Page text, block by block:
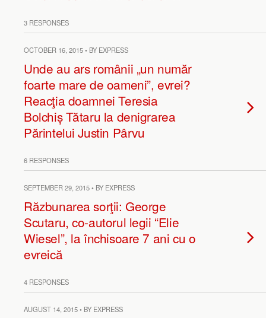
3 RESPONSES
OCTOBER 16, 2015 • BY EXPRESS
Unde au ars românii „un număr
foarte mare de oameni”, evrei?
Reacţia doamnei Teresia
Bolchiș Tătaru la denigrarea
Părintelui Justin Pârvu
6 RESPONSES
SEPTEMBER 29, 2015 • BY EXPRESS
Răzbunarea sorţii: George
Scutaru, co-autorul legii “Elie
Wiesel”, la închisoare 7 ani cu o
evreică
4 RESPONSES
AUGUST 14, 2015 • BY EXPRESS